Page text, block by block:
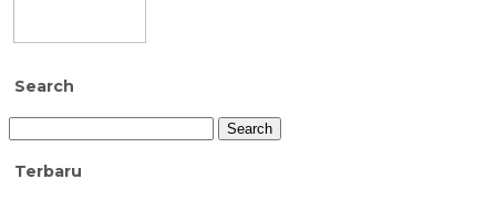
Search
for:
Terbaru